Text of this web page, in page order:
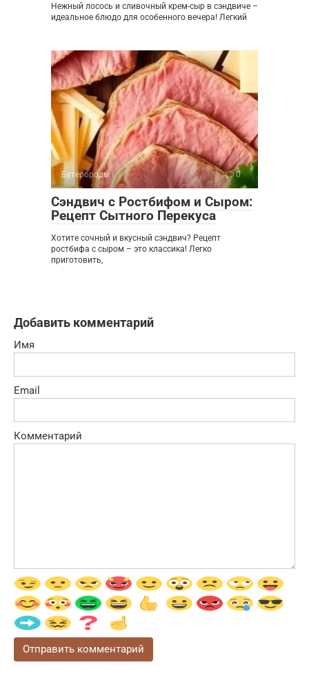
Нежный лосось и сливочный крем-сыр в сэндвиче –
идеальное блюдо для особенного вечера! Легкий
Бутерброды 0
Сэндвич с Ростбифом и Сыром:
Рецепт Сытного Перекуса
Хотите сочный и вкусный сэндвич? Рецепт
ростбифа с сыром – это классика! Легко
приготовить,
Добавить комментарий
Имя
Email
Комментарий